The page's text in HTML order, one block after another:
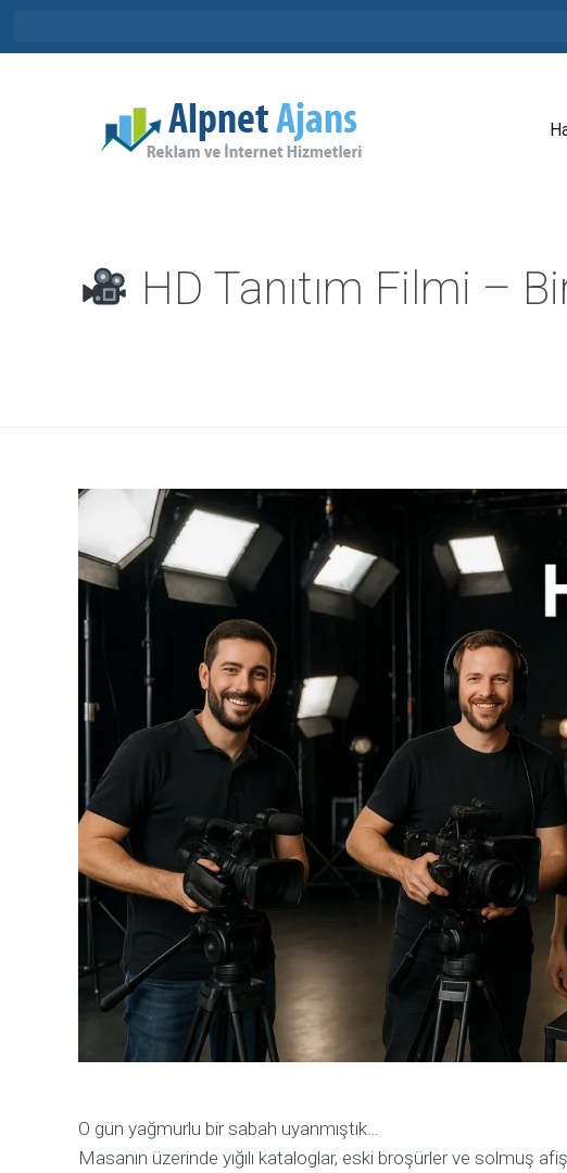
HD Tanıtım Filmi –
O gün yağmurlu bir sabah uyanmıştık…
Masanın üzerinde yığılı kataloglar, eski broşürler ve solmuş